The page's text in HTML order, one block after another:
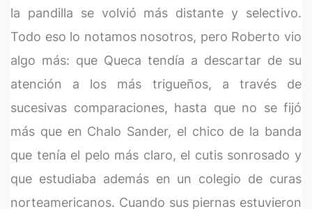
la pandilla se volvió más distante y selectivo.
Todo eso lo notamos nosotros, pero Roberto vio
algo más: que Queca tendía a descartar de su
atención a los más trigueños, a través de
sucesivas comparaciones, hasta que no se fijó
más que en Chalo Sander, el chico de la banda
que tenía el pelo más claro, el cutis sonrosado y
que estudiaba además en un colegio de curas
norteamericanos. Cuando sus piernas estuvieron